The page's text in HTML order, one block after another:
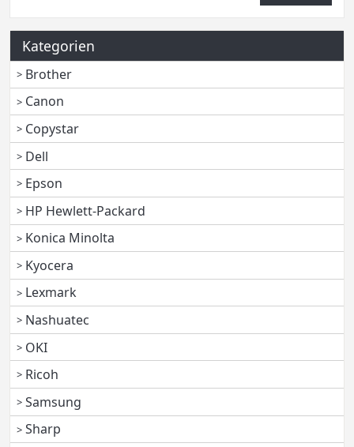
Kategorien
Brother
Canon
Copystar
Dell
Epson
HP Hewlett-Packard
Konica Minolta
Kyocera
Lexmark
Nashuatec
OKI
Ricoh
Samsung
Sharp